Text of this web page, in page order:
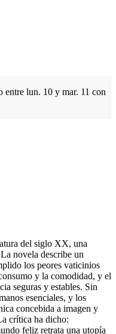
entre lun. 10 y mar. 11 con
del siglo XX, una
novela describe un
los peores vaticinios
y la comodidad, y el
seguras y estables. Sin
esenciales, y los
concebida a imagen y
crítica ha dicho:
feliz retrata una utopía